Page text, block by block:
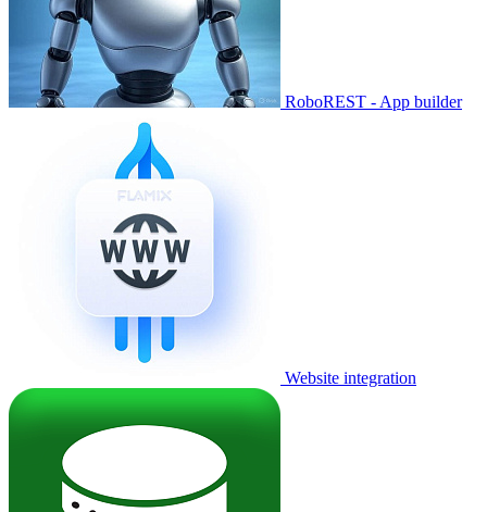
RoboREST - App builder
Website integration